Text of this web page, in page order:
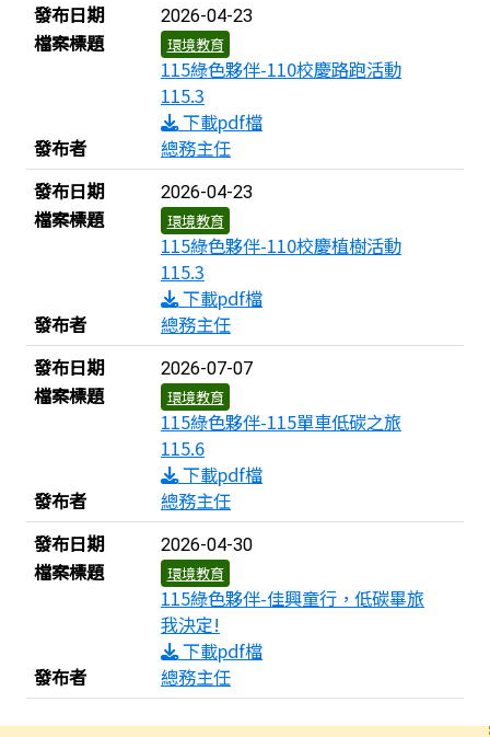
發布日期
2026-04-23
檔案標題 環境教育
115綠色夥伴-110校慶路跑活動
115.3
下載pdf檔
發布者
總務主任
發布日期
2026-04-23
檔案標題 環境教育
115綠色夥伴-110校慶植樹活動
115.3
下載pdf檔
發布者
總務主任
發布日期
2026-07-07
檔案標題 環境教育
115綠色夥伴-115單車低碳之旅
115.6
下載pdf檔
發布者
總務主任
發布日期
2026-04-30
檔案標題 環境教育
115綠色夥伴-佳興童行，低碳畢旅
我決定!
下載pdf檔
發布者
總務主任